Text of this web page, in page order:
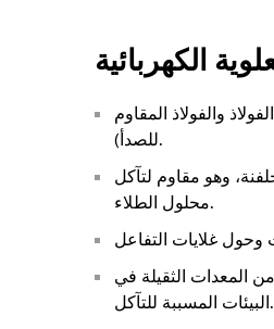
الكهربائية
والفولاذ المقاوم
للصدأ).
وهو مقاوم لتآكل
محلول الطلاء.
المعدات الثقيلة في
البيئات المسببة للتآكل.